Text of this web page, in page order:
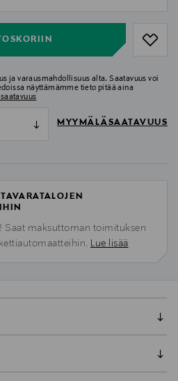
ja varausmahdollisuus alta. Saatavuus voi
näyttämämme tieto pitää aina
MYYMÄLÄSAATAVUUS
Saat maksuttoman toimituksen
Lue lisää
lateksista valmistettu